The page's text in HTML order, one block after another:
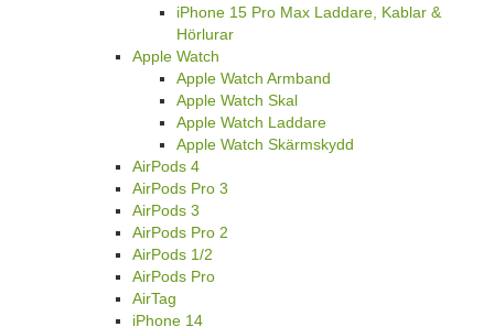
iPhone 15 Pro Max Laddare, Kablar &
Hörlurar
Apple Watch
Apple Watch Armband
Apple Watch Skal
Apple Watch Laddare
Apple Watch Skärmskydd
AirPods 4
AirPods Pro 3
AirPods 3
AirPods Pro 2
AirPods 1/2
AirPods Pro
AirTag
iPhone 14